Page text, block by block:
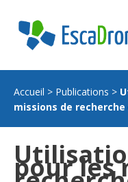
Accueil > Publications >
missions de
pour les